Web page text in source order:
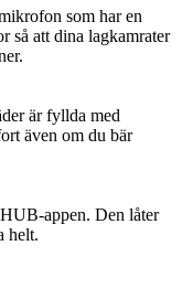
som har en
så att dina lagkamrater
är fyllda med
även om du bär
appen. Den låter
helt.